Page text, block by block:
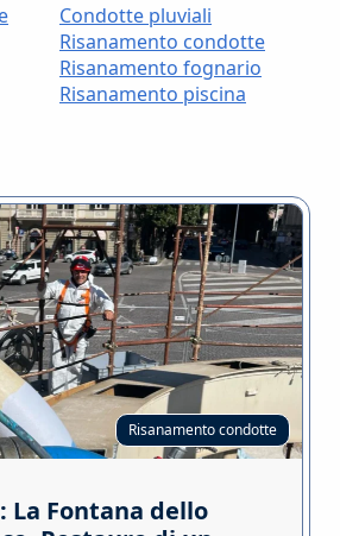
Condotte pluviali
Risanamento condotte
Risanamento fognario
Risanamento piscina
Risanamento condotte
La Fontana dello